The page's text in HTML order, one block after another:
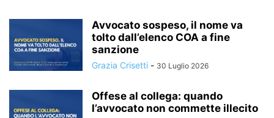
Avvocato sospeso, il nome va
tolto dall’elenco COA a fine
sanzione
Grazia Crisetti - 30 Luglio 2026
Offese al collega: quando
l’avvocato non commette illecito